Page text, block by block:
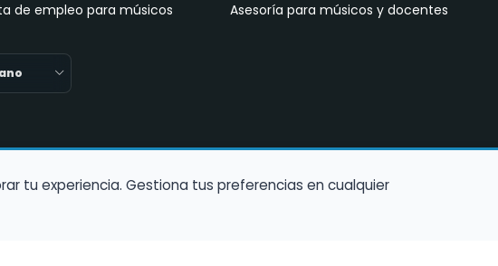
de empleo para músicos
Asesoría para músicos y docentes
tu experiencia. Gestiona tus preferencias en cualquier